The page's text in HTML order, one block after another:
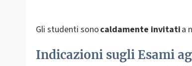
Gli studenti sonocaldamente invitatia
Indicazioni sugli Esami